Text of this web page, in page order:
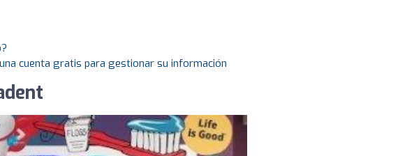
cuenta gratis para gestionar su información